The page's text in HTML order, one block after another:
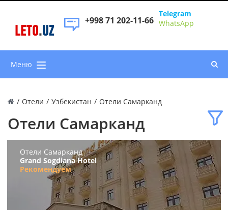
LETO.UZ
+998 71 202-11-66
Telegram
WhatsApp
Меню
/ Отели / Узбекистан / Отели Самарканд
Отели Самарканд
Отели Самарканд
Grand Sogdiana Hotel
Рекомендуем